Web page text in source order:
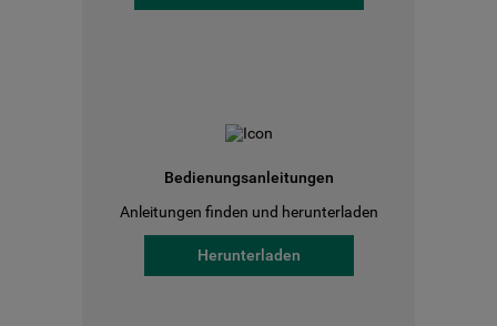
Bedienungsanleitungen
Anleitungen finden und herunterladen
Herunterladen